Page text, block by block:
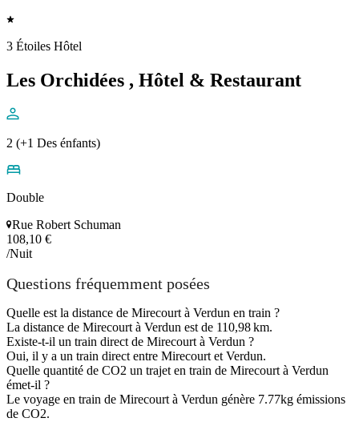
3 Étoiles Hôtel
Les Orchidées , Hôtel & Restaurant
2 (+1 Des énfants)
Double
Rue Robert Schuman
108,10 €
/Nuit
Questions fréquemment posées
Quelle est la distance de Mirecourt à Verdun en train ?
La distance de Mirecourt à Verdun est de 110,98 km.
Existe-t-il un train direct de Mirecourt à Verdun ?
Oui, il y a un train direct entre Mirecourt et Verdun.
Quelle quantité de CO2 un trajet en train de Mirecourt à Verdun
émet-il ?
Le voyage en train de Mirecourt à Verdun génère 7.77kg émissions
de CO2.